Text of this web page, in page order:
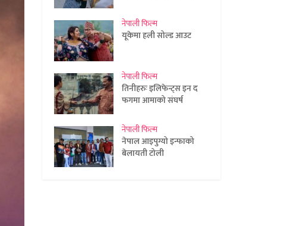
नेपाली फिल्म
यूकेमा हली सोल्ड आउट
नेपाली फिल्म
तिनीहरुः इलिफेन्ट्स इन द
फगमा आमाको संघर्ष
नेपाली फिल्म
नेपाल आइपुग्यो इन्फाको
बेलायती टोली